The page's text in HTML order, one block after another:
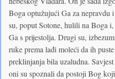
Boga optužujući Ga za nepravdu
su, poput Sotone, hulili na Boga
Ga s prijestolja. Drugi su,
ruke prema lađi moleći da ih
preklinjanja bila uzaludna.
oni su spoznali da postoji Bog